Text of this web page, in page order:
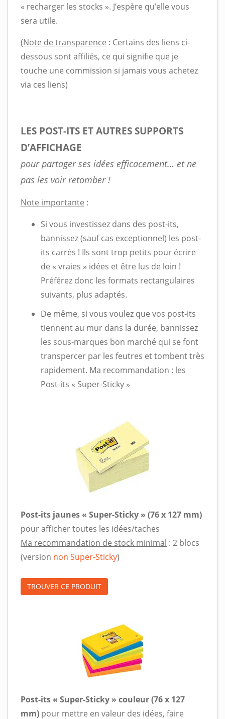
« recharger les stocks ». J’espère qu’elle vous
sera utile.
(Note de transparence : Certains des liens ci-
dessous sont affiliés, ce qui signifie que je
touche une commission si jamais vous achetez
via ces liens)
LES POST-ITS ET AUTRES SUPPORTS
D’AFFICHAGE
pour partager ses idées efficacement… et ne
pas les voir retomber !
Note importante :
Si vous investissez dans des post-its,
bannissez (sauf cas exceptionnel) les post-
its carrés ! Ils sont trop petits pour écrire
de « vraies » idées et être lus de loin !
Préférez donc les formats rectangulaires
suivants, plus adaptés.
De même, si vous voulez que vos post-its
tiennent au mur dans la durée, bannissez
les sous-marques bon marché qui se font
transpercer par les feutres et tombent très
rapidement. Ma recommandation : les
Post-its « Super-Sticky »
Post-its jaunes « Super-Sticky » (76 x 127 mm)
pour afficher toutes les idées/taches
Ma recommandation de stock minimal : 2 blocs
(version non Super-Sticky)
TROUVER CE PRODUIT
Post-its « Super-Sticky » couleur (76 x 127
mm) pour mettre en valeur des idées, faire